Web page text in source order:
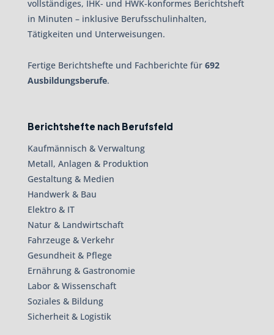
vollständiges, IHK- und HWK-konformes Berichtsheft
in Minuten – inklusive Berufsschulinhalten,
Tätigkeiten und Unterweisungen.
Fertige Berichtshefte und Fachberichte für 692
Ausbildungsberufe.
Berichtshefte nach Berufsfeld
Kaufmännisch & Verwaltung
Metall, Anlagen & Produktion
Gestaltung & Medien
Handwerk & Bau
Elektro & IT
Natur & Landwirtschaft
Fahrzeuge & Verkehr
Gesundheit & Pflege
Ernährung & Gastronomie
Labor & Wissenschaft
Soziales & Bildung
Sicherheit & Logistik